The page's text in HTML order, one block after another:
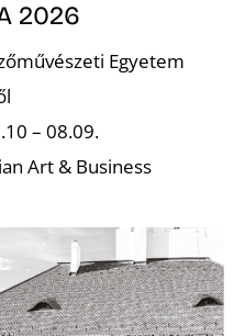
2026
Egyetem
– 08.09.
Art & Business